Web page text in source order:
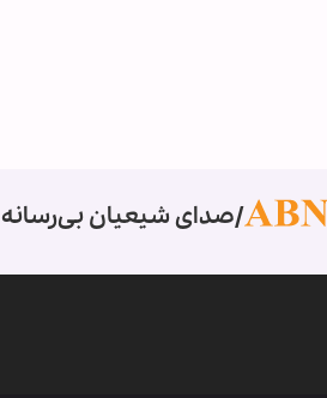
صدای شیعیان بی‌رسانه